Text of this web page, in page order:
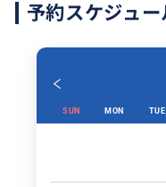
予約スケジュー
SUN MON TUE